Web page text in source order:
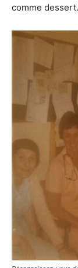
comme dessert.